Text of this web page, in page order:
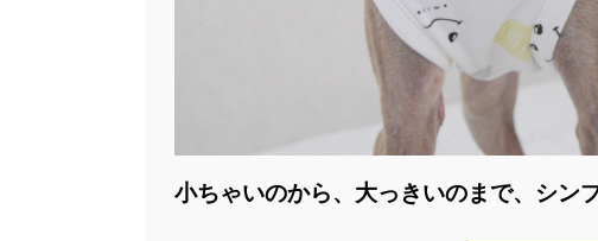
小ちゃいのから、大っきいのまで、シン